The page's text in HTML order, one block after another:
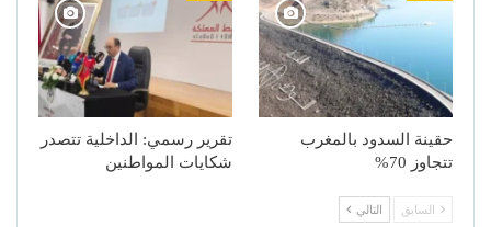
حقينة السدود بالمغرب
تتجاوز 70%
تقرير رسمي: الداخلية تتصدر
شكايات المواطنين
السابق التالي